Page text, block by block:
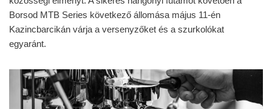
Borsod MTB Series következő állomása május 11-én
Kazincbarcikán várja a versenyzőket és a szurkolókat
egyaránt.